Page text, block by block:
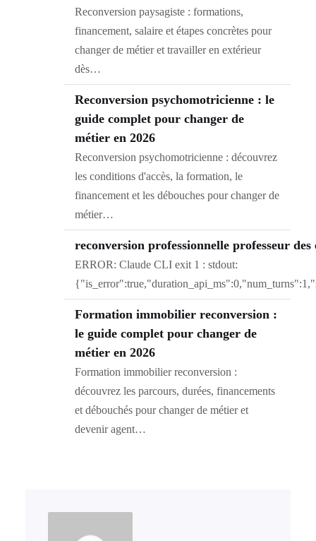
Reconversion paysagiste : formations,
financement, salaire et étapes concrètes pour
changer de métier et travailler en extérieur
dès…
Reconversion psychomotricienne : le
guide complet pour changer de
métier en 2026
Reconversion psychomotricienne : découvrez
les conditions d'accès, la formation, le
financement et les débouches pour changer de
métier…
reconversion professionnelle professeur des
ERROR: Claude CLI exit 1 : stdout:
Formation immobilier reconversion :
le guide complet pour changer de
métier en 2026
Formation immobilier reconversion :
découvrez les parcours, durées, financements
et débouchés pour changer de métier et
devenir agent…